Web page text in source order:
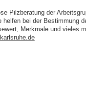
Pilzberatung der
helfen bei der Bestimmung
Merkmale und vieles